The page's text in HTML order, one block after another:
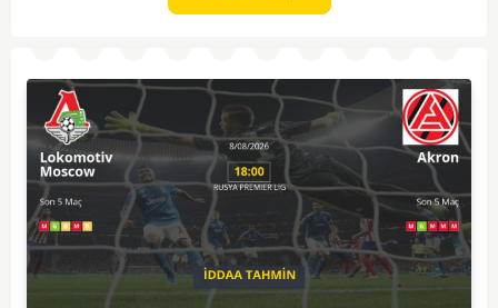
kaybetmeyeceğini söyleyebiliriz.